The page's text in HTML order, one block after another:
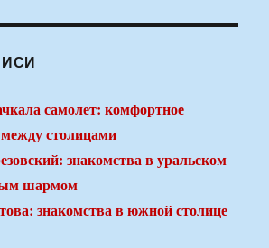
самолет: комфортное
столицами
знакомства в уральском
шармом
знакомства в южной столице